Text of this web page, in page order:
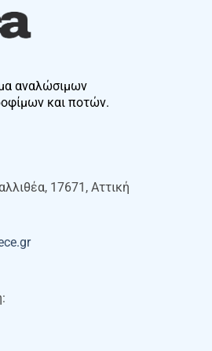
αναλώσιμων
και ποτών.
17671, Αττική